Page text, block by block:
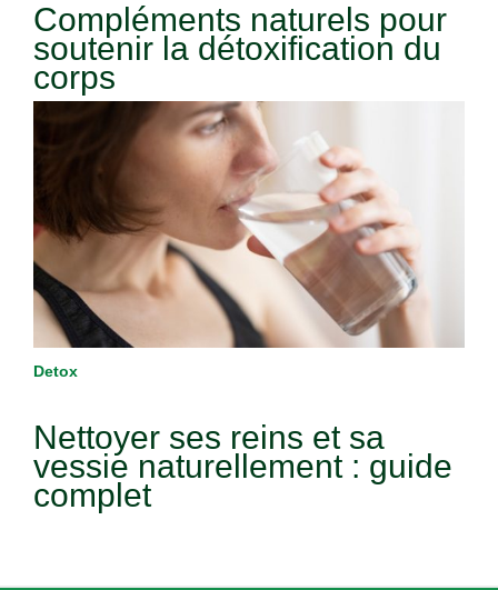
Compléments naturels pour
soutenir la détoxification du
corps
Detox
Nettoyer ses reins et sa
vessie naturellement : guide
complet